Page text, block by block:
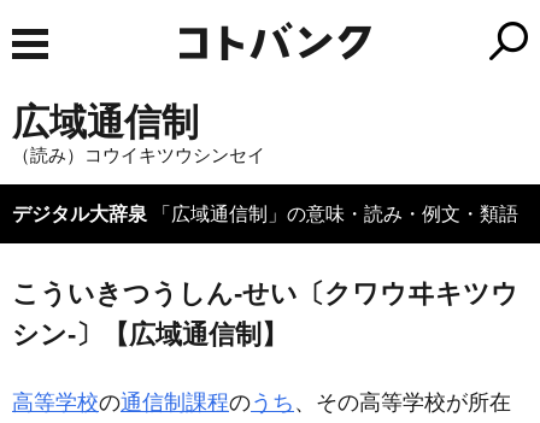
広域通信制
（読み）コウイキツウシンセイ
デジタル大辞泉 「広域通信制」の意味・読み・例文・類語
こういきつうしん‐せい〔クワウヰキツウ
シン‐〕【広域通信制】
高等学校の通信制課程のうち 、その高等学校が所在